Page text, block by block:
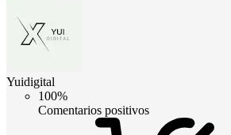
Yuidigital
100%
Comentarios positivos